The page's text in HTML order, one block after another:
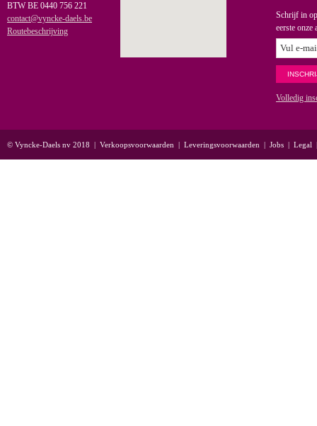
BTW BE 0440 756 221
contact@vyncke-daels.be
Routebeschrijving
Schrijf in
eerste onze
Volledig
© Vyncke-Daels nv 2018 | Verkoopsvoorwaarden | Leveringsvoorwaarden | Jobs | Legal